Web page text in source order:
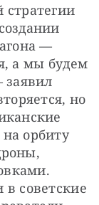
стратегии
—
а мы будем
заявил
но
орбиту
советские